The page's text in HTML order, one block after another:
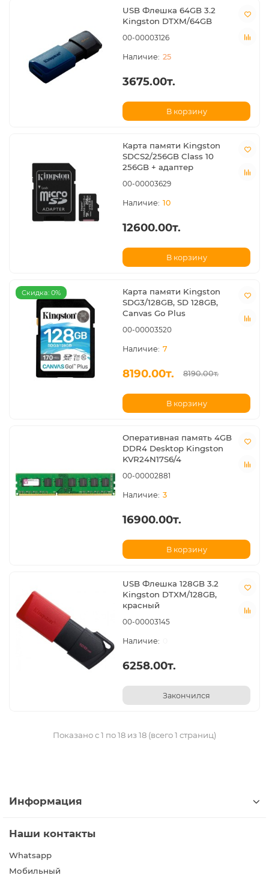
USB Флешка 64GB 3.2
Kingston DTXM/64GB
00-00003126
25
3675.00т.
В корзину
Карта памяти Kingston
SDCS2/256GB Class 10
256GB + адаптер
00-00003629
10
12600.00т.
В корзину
Скидка: 0%
Карта памяти Kingston
SDG3/128GB, SD 128GB,
Canvas Go Plus
00-00003520
7
8190.00т. 8190.00т.
В корзину
Оперативная память 4GB
DDR4 Desktop Kingston
KVR24N17S6/4
00-00002881
3
16900.00т.
В корзину
USB Флешка 128GB 3.2
Kingston DTXM/128GB,
красный
00-00003145
6258.00т.
Закончился
Показано с 1 по 18 из 18 (всего 1 страниц)
Информация
Наши контакты
Whatsapp
Мобильный